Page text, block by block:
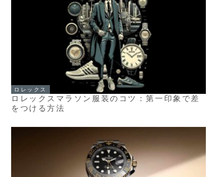
ロレックス
ロレックスマラソン服装のコツ：第一印象で差
をつける方法